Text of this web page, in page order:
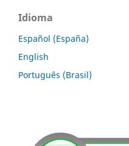
Idioma
Español (España)
English
Português (Brasil)